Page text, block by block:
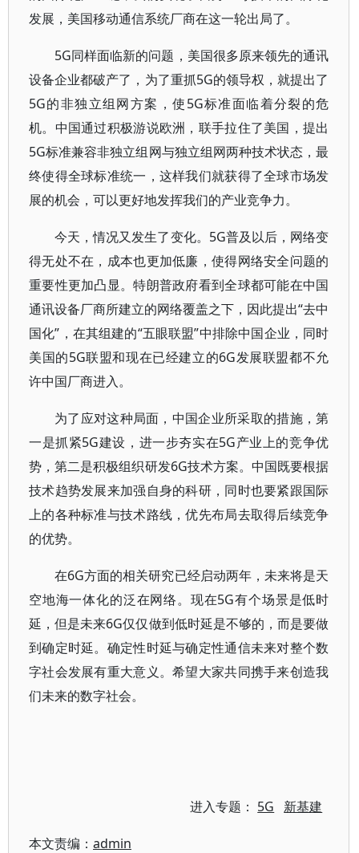
发展，美国移动通信系统厂商在这一轮出局了。
5G同样面临新的问题，美国很多原来领先的通讯
设备企业都破产了，为了重抓5G的领导权，就提出了
5G的非独立组网方案，使5G标准面临着分裂的危
机。中国通过积极游说欧洲，联手拉住了美国，提出
5G标准兼容非独立组网与独立组网两种技术状态，最
终使得全球标准统一，这样我们就获得了全球市场发
展的机会，可以更好地发挥我们的产业竞争力。
今天，情况又发生了变化。5G普及以后，网络变
得无处不在，成本也更加低廉，使得网络安全问题的
重要性更加凸显。特朗普政府看到全球都可能在中国
通讯设备厂商所建立的网络覆盖之下，因此提出“去中
国化”，在其组建的“五眼联盟”中排除中国企业，同时
美国的5G联盟和现在已经建立的6G发展联盟都不允
许中国厂商进入。
为了应对这种局面，中国企业所采取的措施，第
一是抓紧5G建设，进一步夯实在5G产业上的竞争优
势，第二是积极组织研发6G技术方案。中国既要根据
技术趋势发展来加强自身的科研，同时也要紧跟国际
上的各种标准与技术路线，优先布局去取得后续竞争
的优势。
在6G方面的相关研究已经启动两年，未来将是天
空地海一体化的泛在网络。现在5G有个场景是低时
延，但是未来6G仅仅做到低时延是不够的，而是要做
到确定时延。确定性时延与确定性通信未来对整个数
字社会发展有重大意义。希望大家共同携手来创造我
们未来的数字社会。
进入专题： 5G 新基建
本文责编： admin